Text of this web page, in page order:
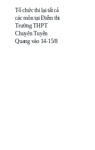
Tổ chức thi lại tất cả
các môn tại Điểm thi
Trường THPT
Chuyên Tuyên
Quang vào 14-15/8